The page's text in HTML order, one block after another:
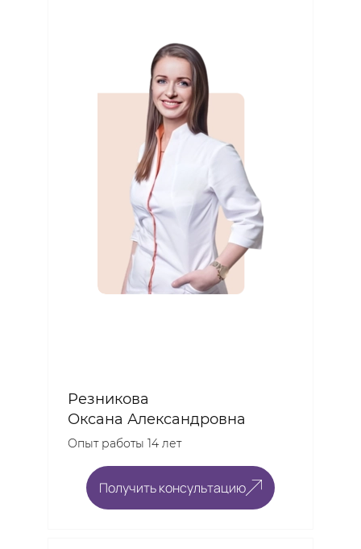
Резникова
Оксана Александровна
Опыт работы 14 лет
Получить консультацию